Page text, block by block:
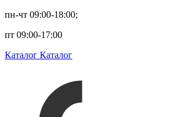
пн-чт 09:00-18:00;
пт 09:00-17:00
Каталог Каталог